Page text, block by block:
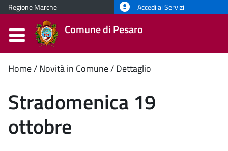
Regione Marche Accedi ai Servizi
Comune di Pesaro
Contenuto
principale
Home Novità in Comune Dettaglio
Stradomenica 19
ottobre